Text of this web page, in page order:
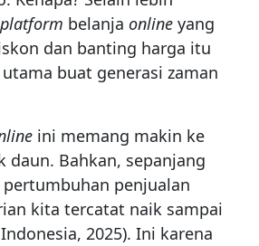
platform belanja online yang
dan banting harga itu
buat generasi zaman
ini memang makin ke
daun. Bahkan, sepanjang
penjualan
kita tercatat naik sampai
Indonesia, 2025). Ini karena